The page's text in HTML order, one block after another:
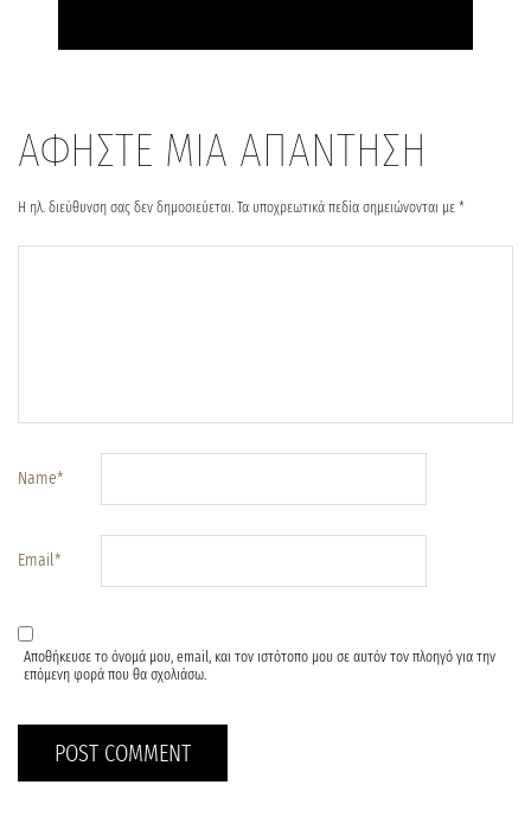
ΑΦΗΣΤΕ ΜΙΑ ΑΠΑΝΤΗΣΗ
Η ηλ. διεύθυνση σας δεν δημοσιεύεται. Τα υποχρεωτικά πεδία σημειώνονται με *
Name*
Email*
Αποθήκευσε το όνομά μου, email, και τον ιστότοπο μου σε αυτόν τον πλοηγό για την
επόμενη φορά που θα σχολιάσω.